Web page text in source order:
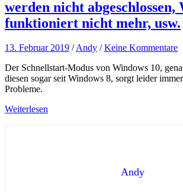
werden nicht abgeschlossen,
funktioniert nicht mehr, usw.
13. Februar 2019 /Andy /Keine Kommentare
Der Schnellstart-Modus von Windows 10,
diesen sogar seit Windows 8, sorgt leider
Probleme.
Weiterlesen
Andy